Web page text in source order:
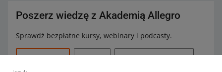
Poszerz wiedzę z Akademią Allegro
Sprawdź bezpłatne kursy, webinary i podcasty.
Wszystkie (12) Kursy (1) Szybkie wskazówki (3)